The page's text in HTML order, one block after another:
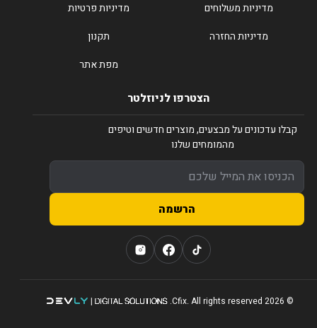
מדיניות משלוחים
מדיניות החזרה
מדיניות פרטיות
תקנון
מפת אתר
הצטרפו לניוזלטר
קבלו עדכונים על מבצעים, מוצרים חדשים וטיפים
מהמומחים שלנו
הרשמה
© 2026 Cfix. All rights reserved.